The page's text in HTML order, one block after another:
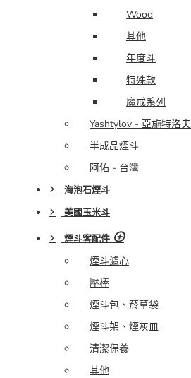
Wood
其他
年度斗
特殊款
魔戒系列
Yashtylov - 亞施特洛夫
半成品煙斗
阿佑 - 台灣
海泡石煙斗
美國玉米斗
煙斗客配件
煙斗濾心
壓棒
煙斗包、菸草袋
煙斗架、煙灰皿
清潔保養
其他